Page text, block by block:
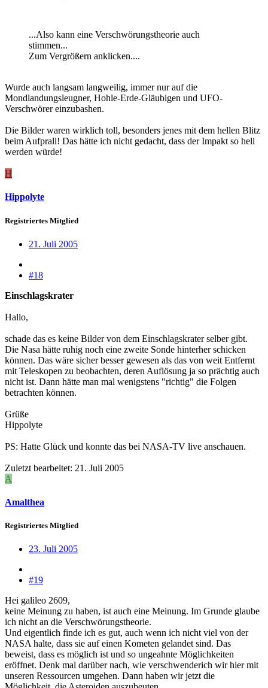
...Also kann eine Verschwörungstheorie auch
stimmen...
Zum Vergrößern anklicken....
Wurde auch langsam langweilig, immer nur auf die
Mondlandungsleugner, Hohle-Erde-Gläubigen und UFO-
Verschwörer einzubashen.
Die Bilder waren wirklich toll, besonders jenes mit dem hellen Blitz
beim Aufprall! Das hätte ich nicht gedacht, dass der Impakt so hell
werden würde!
H
Hippolyte
Registriertes Mitglied
21. Juli 2005
#18
Einschlagskrater
Hallo,
schade das es keine Bilder von dem Einschlagskrater selber gibt.
Die Nasa hätte ruhig noch eine zweite Sonde hinterher schicken
können. Das wäre sicher besser gewesen als das von weit Entfernt
mit Teleskopen zu beobachten, deren Auflösung ja so prächtig auch
nicht ist. Dann hätte man mal wenigstens "richtig" die Folgen
betrachten können.
Grüße
Hippolyte
PS: Hatte Glück und konnte das bei NASA-TV live anschauen.
Zuletzt bearbeitet: 21. Juli 2005
A
Amalthea
Registriertes Mitglied
23. Juli 2005
#19
Hei galileo 2609,
keine Meinung zu haben, ist auch eine Meinung. Im Grunde glaube
ich nicht an die Verschwörungstheorie.
Und eigentlich finde ich es gut, auch wenn ich nicht viel von der
NASA halte, dass sie auf einen Kometen gelandet sind. Das
beweist, dass es möglich ist und so ungeahnte Möglichkeiten
eröffnet. Denk mal darüber nach, wie verschwenderich wir hier mit
unseren Ressourcen umgehen. Dann haben wir jetzt die